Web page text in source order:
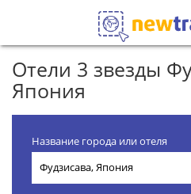
Отели 3 звезды
Япония
Название города или отеля